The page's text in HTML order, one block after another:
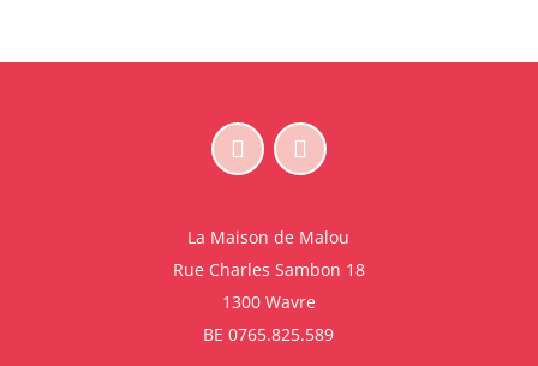
La Maison de Malou
Rue Charles Sambon 18
1300 Wavre
BE 0765.825.589